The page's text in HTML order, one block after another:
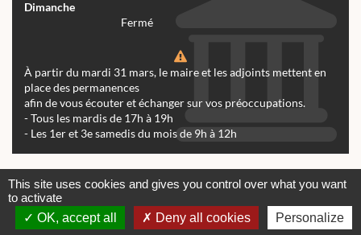
Dimanche
Fermé
À partir du mardi 31 mars, le maire et les adjoints mettent en
place des permanences
afin de vous écouter et échanger sur vos préoccupations.
- Tous les mardis de 17h à 19h
- Les 1er et 3e samedis du mois de 9h à 12h
© tous droits réservés Mairie de Réalmont 2024 -
This site uses cookies and gives you control over what you want
to activate
OK, accept all
Deny all cookies
Personalize